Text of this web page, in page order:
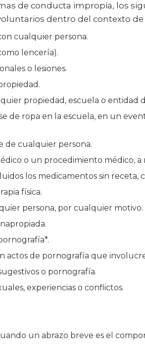
de conducta impropia, los
dentro del contexto
cualquier persona.
lencería).
o lesiones.
propiedad, escuela o entidad
de ropa en la escuela, en un
de cualquier persona.
o un procedimiento médico,
los medicamentos sin receta,
física.
persona, por cualquier motivo.
actos de pornografía que
o pornografía.
experiencias o conflictos.
un abrazo breve es el